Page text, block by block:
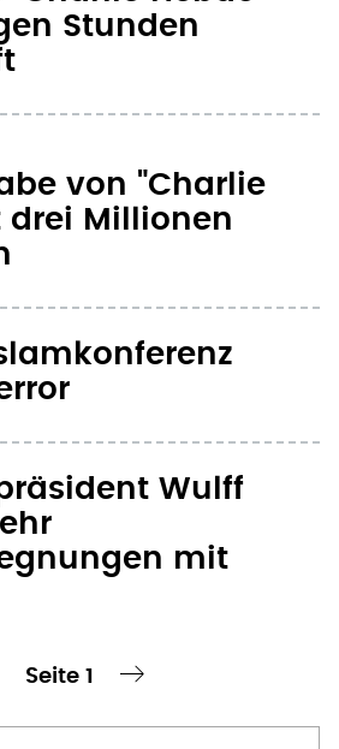
Stunden
von "Charlie
drei Millionen
Wulff
mit
Seite 1
Seite ›